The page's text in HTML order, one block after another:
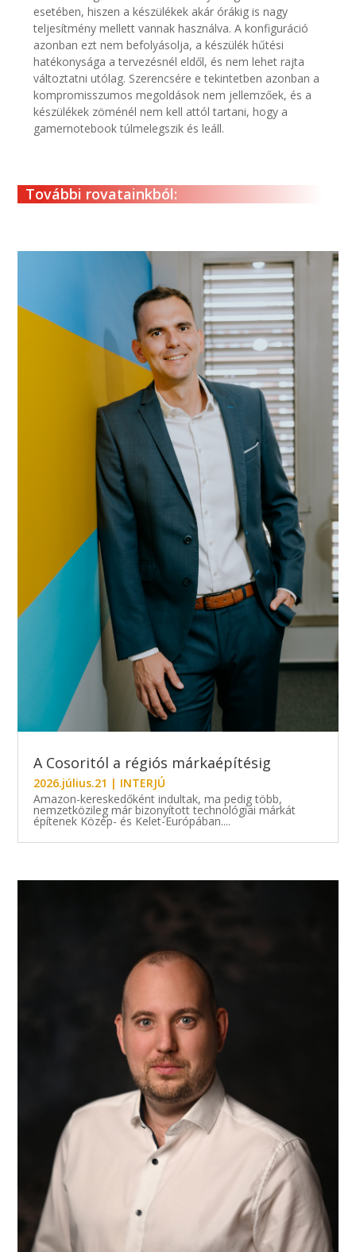
esetében, hiszen a készülékek akár órákig is nagy
teljesítmény mellett vannak használva. A konfiguráció
azonban ezt nem befolyásolja, a készülék hűtési
hatékonysága a tervezésnél eldől, és nem lehet rajta
változtatni utólag. Szerencsére e tekintetben azonban a
kompromisszumos megoldások nem jellemzőek, és a
készülékek zöménél nem kell attól tartani, hogy a
gamernotebook túlmelegszik és leáll.
További rovatainkból:
A Cosoritól a régiós márkaépítésig
2026.július.21 | INTERJÚ
Amazon-kereskedőként indultak, ma pedig több,
nemzetközileg már bizonyított technológiai márkát
építenek Közép- és Kelet-Európában....